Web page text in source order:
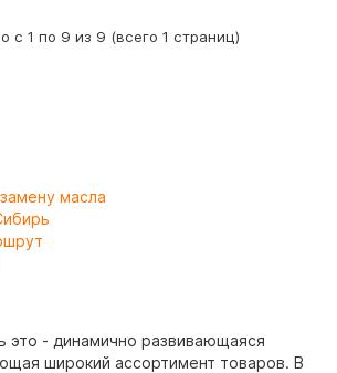
с 1 по 9 из 9 (всего 1 страниц)
масла
это - динамично развивающаяся
широкий ассортимент товаров. В